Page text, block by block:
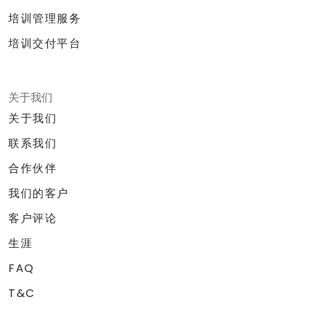
培训管理服务
培训交付平台
关于我们
关于我们
联系我们
合作伙伴
我们的客户
客户评论
生涯
FAQ
T&C